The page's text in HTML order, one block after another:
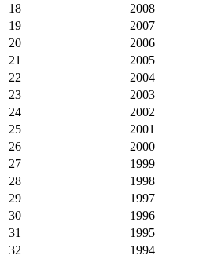
18
2008
19
2007
20
2006
21
2005
22
2004
23
2003
24
2002
25
2001
26
2000
27
1999
28
1998
29
1997
30
1996
31
1995
32
1994